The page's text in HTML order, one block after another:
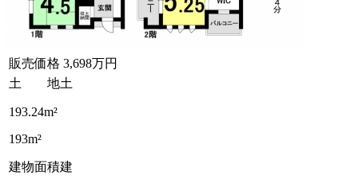
販売価格 3,698万円
土 地土
193.24m²
193m²
建物面積建